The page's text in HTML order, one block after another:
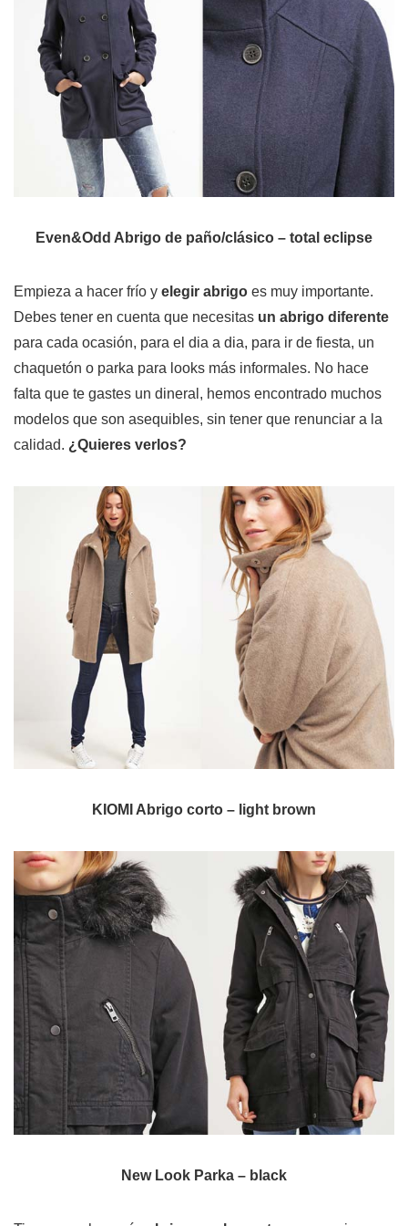
Even&Odd Abrigo de paño/clásico – total eclipse
Empieza a hacer frío y elegir abrigo es muy importante.
Debes tener en cuenta que necesitas un abrigo diferente
para cada ocasión, para el dia a dia, para ir de fiesta, un
chaquetón o parka para looks más informales. No hace
falta que te gastes un dineral, hemos encontrado muchos
modelos que son asequibles, sin tener que renunciar a la
calidad. ¿Quieres verlos?
KIOMI Abrigo corto – light brown
New Look Parka – black